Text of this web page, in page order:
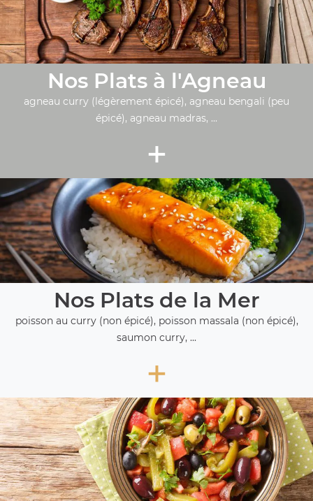
Nos Plats à l'Agneau
agneau curry (légèrement épicé), agneau bengali (peu
épicé), agneau madras, ...
+
Nos Plats de la Mer
poisson au curry (non épicé), poisson massala (non épicé),
saumon curry, ...
+